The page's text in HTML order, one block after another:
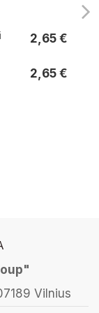
2,65 €
2,65 €
Vilnius